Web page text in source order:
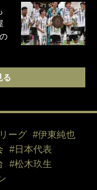
る
ーグ
#伊東純也
#日本代表
#松木玖生